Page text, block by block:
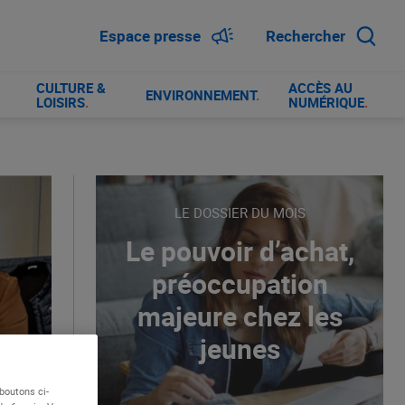
Espace presse Rechercher
CULTURE &
LOISIRS. ENVIRONNEMENT.
ACCÈS AU
NUMÉRIQUE.
LE DOSSIER DU MOIS
Le pouvoir d’achat,
préoccupation
majeure chez les
jeunes
ci-